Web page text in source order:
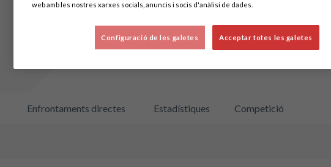
Enfrontaments directes Estadístiques Competició
web amb les nostres xarxes socials, anuncis i socis d'anàlisi de dades.
Acceptar totes les galetes
Configuració de les galetes